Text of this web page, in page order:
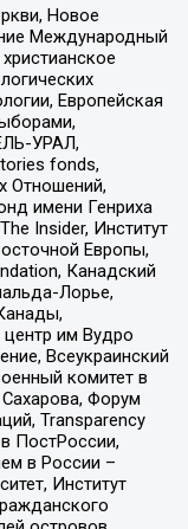
Новое
Международный
Европейская
УРАЛ,
fonds,
Отношений,
имени Генриха
Insider, Институт
Европы,
Канадский
Лорье,
им Вудро
Всеукраинский
комитет в
Форум
Transparеncy
ПостРоссии,
в России –
Институт